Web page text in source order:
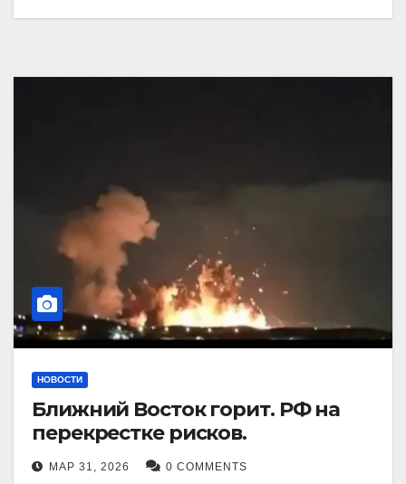
НОВОСТИ
Ближний Восток горит. РФ на
перекрестке рисков.
МАР 31, 2026 0 COMMENTS